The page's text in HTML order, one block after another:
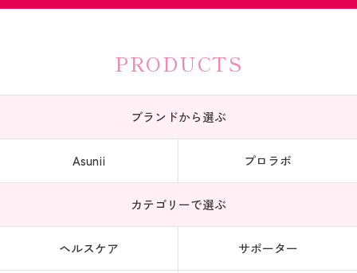
PRODUCTS
ブランドから選ぶ
Asunii プロラボ
カテゴリーで選ぶ
ヘルスケア サポーター